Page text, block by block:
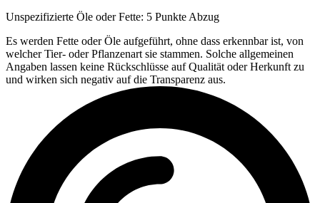
Unspezifizierte Öle oder Fette: 5 Punkte Abzug
Es werden Fette oder Öle aufgeführt, ohne dass erkennbar ist, von
welcher Tier- oder Pflanzenart sie stammen. Solche allgemeinen
Angaben lassen keine Rückschlüsse auf Qualität oder Herkunft zu
und wirken sich negativ auf die Transparenz aus.